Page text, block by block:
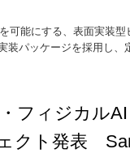
可能にする、表面実装
装パッケージを採用し、
フィジカル
クト発表